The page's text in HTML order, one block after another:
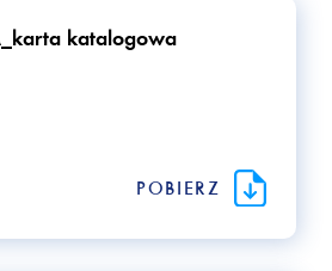
w lewo)/ 1 (obrót w prawo),
katalogowa
POBIERZ